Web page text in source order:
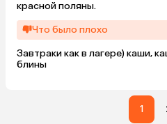
красной поляны.
Что было плохо
Завтраки как в лагере) каши,
блины
1